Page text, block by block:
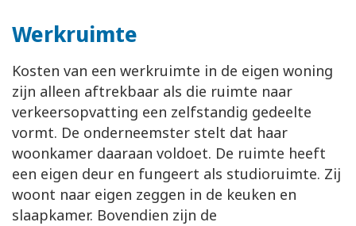
Werkruimte
Kosten van een werkruimte in de eigen woning
zijn alleen aftrekbaar als die ruimte naar
verkeersopvatting een zelfstandig gedeelte
vormt. De onderneemster stelt dat haar
woonkamer daaraan voldoet. De ruimte heeft
een eigen deur en fungeert als studioruimte. Zij
woont naar eigen zeggen in de keuken en
slaapkamer. Bovendien zijn de